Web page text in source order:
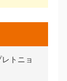
トニョ